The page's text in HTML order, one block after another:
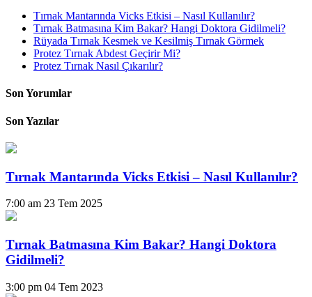
Tırnak Mantarında Vicks Etkisi – Nasıl Kullanılır?
Tırnak Batmasına Kim Bakar? Hangi Doktora Gidilmeli?
Rüyada Tırnak Kesmek ve Kesilmiş Tırnak Görmek
Protez Tırnak Abdest Geçirir Mi?
Protez Tırnak Nasıl Çıkarılır?
Son Yorumlar
Son Yazılar
Tırnak Mantarında Vicks Etkisi – Nasıl Kullanılır?
7:00 am 23 Tem 2025
Tırnak Batmasına Kim Bakar? Hangi Doktora
Gidilmeli?
3:00 pm 04 Tem 2023